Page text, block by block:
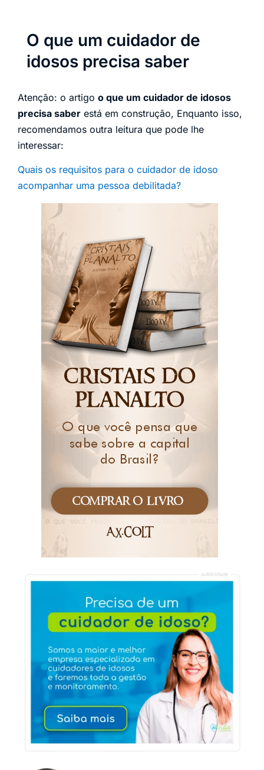
O que um cuidador de
idosos precisa saber
Atenção: o artigo o que um cuidador de idosos
precisa saber está em construção, Enquanto isso,
recomendamos outra leitura que pode lhe
interessar:
Quais os requisitos para o cuidador de idoso
acompanhar uma pessoa debilitada?